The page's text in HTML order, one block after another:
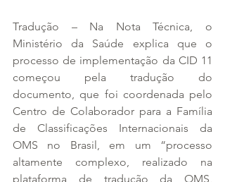
Tradução – Na Nota Técnica, o
Ministério da Saúde explica que o
processo de implementação da CID 11
começou pela tradução do
documento, que foi coordenada pelo
Centro de Colaborador para a Família
de Classificações Internacionais da
OMS no Brasil, em um “processo
altamente complexo, realizado na
plataforma de tradução da OMS,